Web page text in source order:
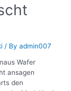
/ By admin007
Wafer
ansagen
den